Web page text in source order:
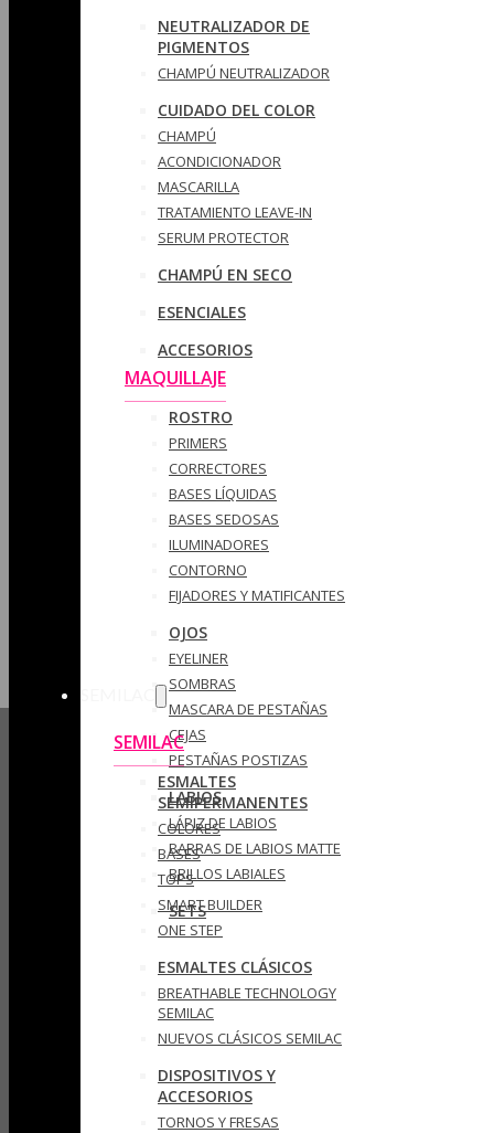
NEUTRALIZADOR DE
PIGMENTOS
CHAMPÚ NEUTRALIZADOR
CUIDADO DEL COLOR
CHAMPÚ
ACONDICIONADOR
MASCARILLA
TRATAMIENTO LEAVE-IN
SERUM PROTECTOR
CHAMPÚ EN SECO
ESENCIALES
ACCESORIOS
MAQUILLAJE
ROSTRO
PRIMERS
CORRECTORES
BASES LÍQUIDAS
BASES SEDOSAS
ILUMINADORES
CONTORNO
FIJADORES Y MATIFICANTES
OJOS
EYELINER
SOMBRAS
MASCARA DE PESTAÑAS
CEJAS
PESTAÑAS POSTIZAS
LABIOS
LÁPIZ DE LABIOS
BARRAS DE LABIOS MATTE
BRILLOS LABIALES
SETS
SEMILAC
ESMALTES
SEMIPERMANENTES
COLORES
BASES
TOPS
SMART BUILDER
ONE STEP
ESMALTES CLÁSICOS
BREATHABLE TECHNOLOGY
SEMILAC
NUEVOS CLÁSICOS SEMILAC
DISPOSITIVOS Y
ACCESORIOS
TORNOS Y FRESAS